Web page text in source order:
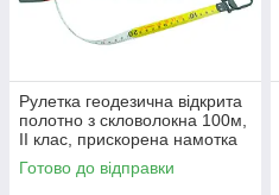
Рулетка геодезична відкрита
полотно з скловолокна 100м,
ІІ клас, прискорена намотка
х4, HAISSER
Готово до відправки